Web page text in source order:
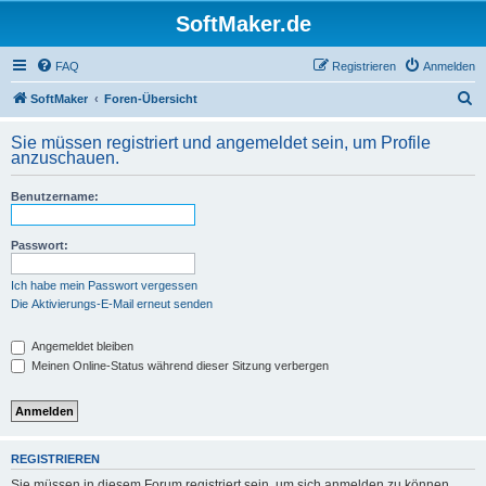
SoftMaker.de
FAQ Anmelden
Registrieren
SoftMaker Foren-Übersicht
h
Sie müssen registriert und angemeldet sein, um Profile
anzuschauen.
Benutzername:
Passwort:
Ich habe mein Passwort vergessen
Die Aktivierungs-E-Mail erneut senden
Angemeldet bleiben
Meinen Online-Status während dieser Sitzung verbergen
REGISTRIEREN